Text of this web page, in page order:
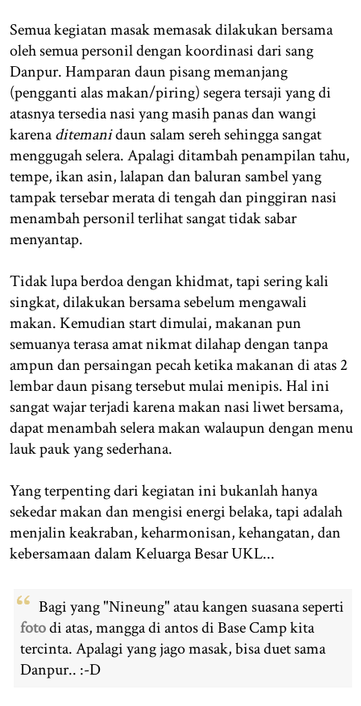
Semua kegiatan masak memasak dilakukan bersama
oleh semua personil dengan koordinasi dari sang
Danpur. Hamparan daun pisang memanjang
(pengganti alas makan/piring) segera tersaji yang di
atasnya tersedia nasi yang masih panas dan wangi
karenaditemanidaun salam sereh sehingga sangat
menggugah selera. Apalagi ditambah penampilan tahu,
tempe, ikan asin, lalapan dan baluran sambel yang
tampak tersebar merata di tengah dan pinggiran nasi
menambah personil terlihat sangat tidak sabar
menyantap.
Tidak lupa berdoa dengan khidmat, tapi sering kali
singkat, dilakukan bersama sebelum mengawali
makan. Kemudian start dimulai, makanan pun
semuanya terasa amat nikmat dilahap dengan tanpa
ampun dan persaingan pecah ketika makanan di atas 2
lembar daun pisang tersebut mulai menipis. Hal ini
sangat wajar terjadi karena makan nasi liwet bersama,
dapat menambah selera makan walaupun dengan menu
lauk pauk yang sederhana.
Yang terpenting dari kegiatan ini bukanlah hanya
sekedar makan dan mengisi energi belaka, tapi adalah
menjalin keakraban, keharmonisan, kehangatan, dan
kebersamaan dalam Keluarga Besar UKL...
Bagi yang "Nineung" atau kangen suasana seperti
fotodi atas, mangga di antos di Base Camp kita
tercinta. Apalagi yang jago masak, bisa duet sama
Danpur.. :-D